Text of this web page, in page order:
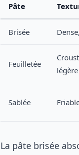
Pâte
Brisée
Feuilletée
légère
Sablée
La pâte brisée